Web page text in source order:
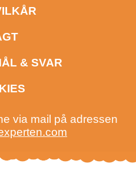
& SVAR
via mail på adressen